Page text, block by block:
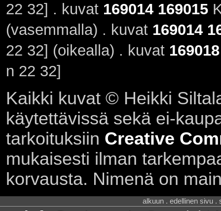
22 32] . kuvat 169014 169015
(vasemmalla) . kuvat 169014
22 32] (oikealla) . kuvat 169018
n 22 32]
Kaikki kuvat © Heikki
käytettävissä sekä ei-
tarkoituksiin Creative
mukaisesti ilman
korvausta. Nimenä on
alkuun . edellinen sivu .